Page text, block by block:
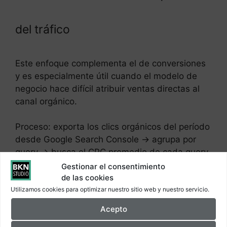
Gestionar el consentimiento
de las cookies
Utilizamos cookies para optimizar nuestro sitio web y nuestro servicio.
Acepto
del tráfico
Este enfoque complementa el de conversiones
y es especialmente útil cuando el modelo de
negocio hace difícil atribuir ventas directas al
canal orgánico.
Proceso: exporta los clics orgánicos del período
desde Google Search Console → agrupa por
query → busca el CPC promedio de cada query
en Google Keyword Planner → multiplica clics ×
CPC → suma el total.
queries con CPC promedio de 1,50€ =